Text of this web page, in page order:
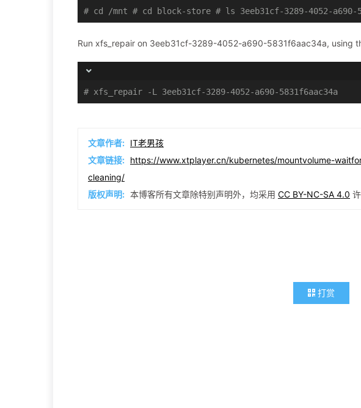
# cd /mnt # cd block-store # ls 3eeb31cf-3289-4052-a690-
Run xfs_repair on 3eeb31cf-3289-4052-a690-5831f6aac34a, using
# xfs_repair -L 3eeb31cf-3289-4052-a690-5831f6aac34a
文章作者: IT老男孩
文章链接: https://www.xtplayer.cn/kubernetes/mountvolume-
cleaning/
版权声明: 本博客所有文章除特别声明外，均采用 CC BY-NC-SA 4.0
打赏